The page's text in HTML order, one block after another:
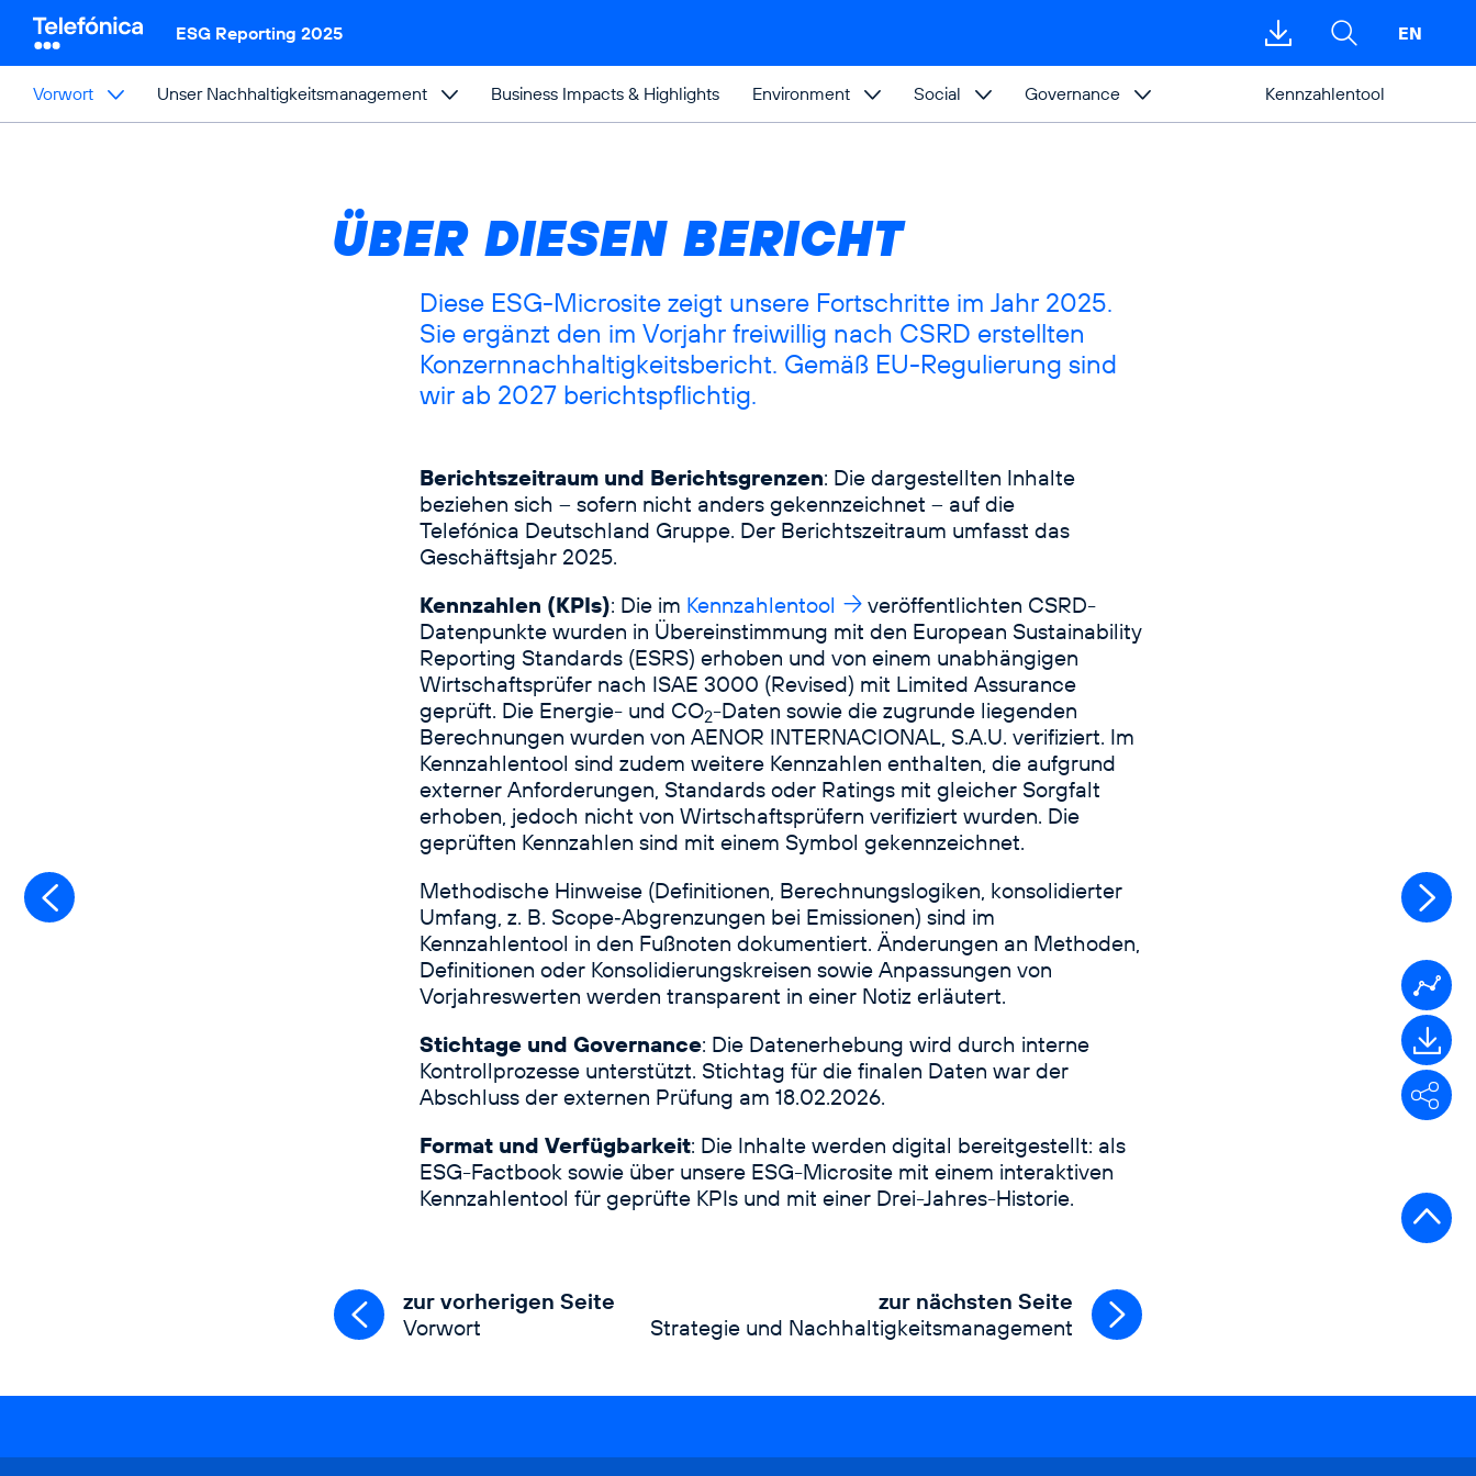
Springe
direkt
Springe
direkt
Springe
direkt
ESG Reporting 2025
Download-
Bereich
öffnen
Suche
öffnen
EN
Vorwort Unser Nachhaltigkeitsmanagement Business Impacts & Highlights Environment Social Governance Kennzahlentool
ÜBER DIESEN BERICHT
Diese ESG-Microsite zeigt unsere Fortschritte im Jahr 2025.
Sie ergänzt den im Vorjahr freiwillig nach CSRD erstellten
Konzern­nachhaltigkeitsbericht. Gemäß EU-Regulierung sind
wir ab 2027 berichtspflichtig.
Berichtszeitraum und Berichtsgrenzen: Die dargestellten Inhalte
beziehen sich – sofern nicht anders gekennzeichnet – auf die
Telefónica Deutschland Gruppe. Der Berichtszeitraum umfasst das
Geschäftsjahr 2025.
Kennzahlen (KPIs): Die im Kennzahlentool
veröffentlichten CSRD-
Datenpunkte wurden in Übereinstimmung mit den European Sustainability
Reporting Standards (ESRS) erhoben und von einem unabhängigen
Wirtschaftsprüfer nach ISAE 3000 (Revised) mit Limited Assurance
geprüft. Die Energie- und CO2-Daten sowie die zugrunde liegenden
Berechnungen wurden von AENOR INTERNACIONAL, S.A.U. verifiziert. Im
Kennzahlentool sind zudem weitere Kennzahlen enthalten, die aufgrund
externer Anforderungen, Standards oder Ratings mit gleicher Sorgfalt
erhoben, jedoch nicht von Wirtschaftsprüfern verifiziert wurden. Die
geprüften Kennzahlen sind mit einem Symbol gekennzeichnet.
Methodische Hinweise (Definitionen, Berechnungslogiken, konsolidierter
Umfang, z. B. Scope‑Abgrenzungen bei Emissionen) sind im
Kennzahlentool in den Fußnoten dokumentiert. Änderungen an Methoden,
Definitionen oder Konsolidierungskreisen sowie Anpassungen von
Vorjahreswerten werden transparent in einer Notiz erläutert.
Stichtage und Governance: Die Datenerhebung wird durch interne
Kontroll­prozesse unterstützt. Stichtag für die finalen Daten war der
Abschluss der externen Prüfung am 18.02.2026.
Format und Verfügbarkeit: Die Inhalte werden digital bereitgestellt: als
ESG-Factbook sowie über unsere ESG-Microsite mit einem interaktiven
Kennzahlentool für geprüfte KPIs und mit einer Drei-Jahres-Historie.
zur vorherigen Seite
Vorwort
zur nächsten Seite
Strategie und Nachhaltigkeitsmanagement
Vorwort
und